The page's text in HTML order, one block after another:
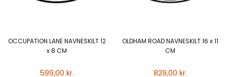
OCCUPATION LANE NAVNESKILT 12
x 8 CM
599,00 kr.
OLDHAM ROAD NAVNESKILT 16 x 11
CM
829,00 kr.